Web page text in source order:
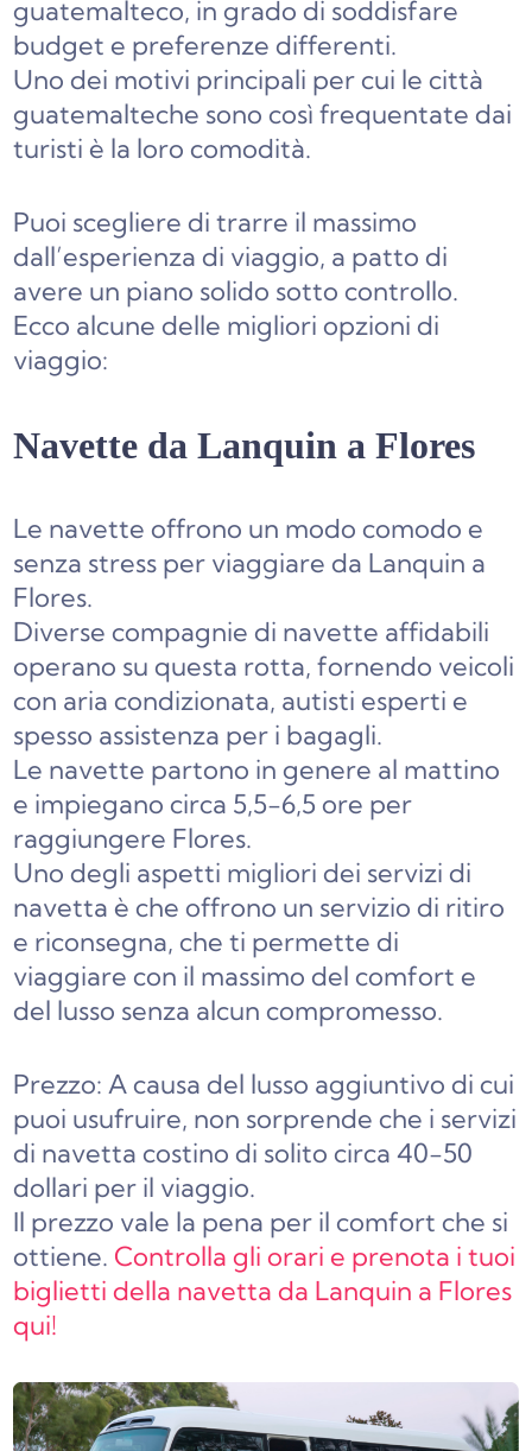
guatemalteco, in grado di soddisfare
budget e preferenze differenti.
Uno dei motivi principali per cui le città
guatemalteche sono così frequentate dai
turisti è la loro comodità.
Puoi scegliere di trarre il massimo
dall’esperienza di viaggio, a patto di
avere un piano solido sotto controllo.
Ecco alcune delle migliori opzioni di
viaggio:
Navette da Lanquin a Flores
Le navette offrono un modo comodo e
senza stress per viaggiare da Lanquin a
Flores.
Diverse compagnie di navette affidabili
operano su questa rotta, fornendo veicoli
con aria condizionata, autisti esperti e
spesso assistenza per i bagagli.
Le navette partono in genere al mattino
e impiegano circa 5,5-6,5 ore per
raggiungere Flores.
Uno degli aspetti migliori dei servizi di
navetta è che offrono un servizio di ritiro
e riconsegna, che ti permette di
viaggiare con il massimo del comfort e
del lusso senza alcun compromesso.
Prezzo: A causa del lusso aggiuntivo di cui
puoi usufruire, non sorprende che i servizi
di navetta costino di solito circa 40-50
dollari per il viaggio.
Il prezzo vale la pena per il comfort che si
ottiene. Controlla gli orari e prenota i tuoi
biglietti della navetta da Lanquin a Flores
qui!